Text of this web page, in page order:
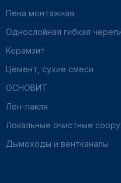
Пена монтажная
Однослойная гибкая
Керамзит
Цемент, сухие смеси
ОСНОВИТ
Лен-пакля
Локальные очистные
Дымоходы и вентканалы